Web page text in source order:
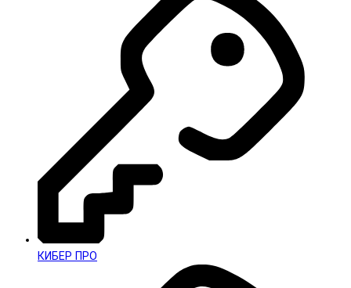
КИБЕР ПРО